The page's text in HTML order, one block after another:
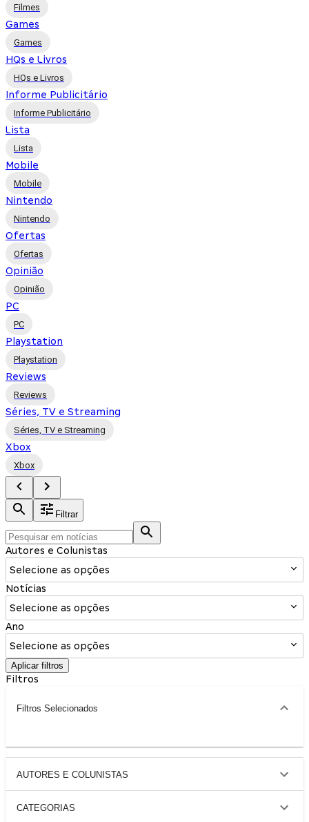
Filmes
Games
Games
HQs e Livros
HQs e Livros
Informe Publicitário
Informe Publicitário
Lista
Lista
Mobile
Mobile
Nintendo
Nintendo
Ofertas
Ofertas
Opinião
Opinião
PC
PC
Playstation
Playstation
Reviews
Reviews
Séries, TV e Streaming
Séries, TV e Streaming
Xbox
Xbox
Filtrar
Autores e Colunistas
Selecione as opções
Notícias
Selecione as opções
Ano
Selecione as opções
Aplicar filtros
Filtros
Filtros Selecionados
AUTORES E COLUNISTAS
CATEGORIAS